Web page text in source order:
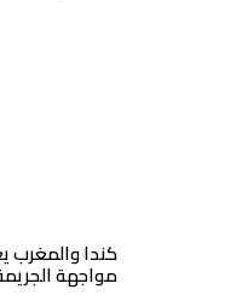
كندا والمغرب
مواجهة